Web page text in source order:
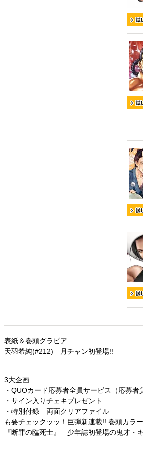
表紙＆巻頭グラビア
天羽希純(#212) 月チャン初登場!!
3大企画
・QUOカード応募者全員サービス（応募者
・サイン入りチェキプレゼント
・特別付録 両面クリアファイル
も要チェックッッ！巨弾新連載!! 巻頭カラ
『断罪の臨死士』 少年誌初登場の鬼才・